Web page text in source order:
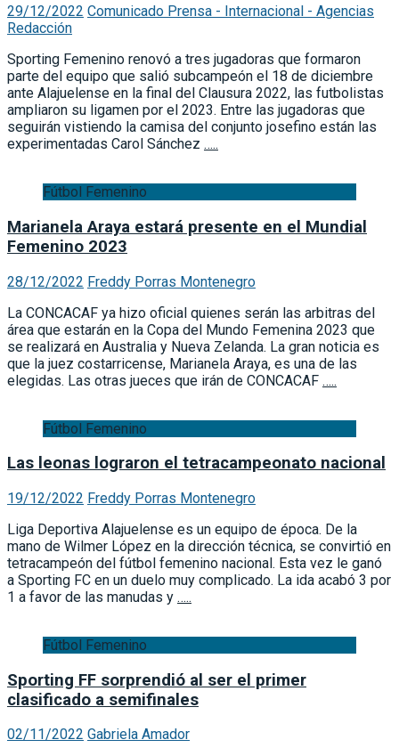
29/12/2022 Comunicado Prensa - Internacional - Agencias
Redacción
Sporting Femenino renovó a tres jugadoras que formaron
parte del equipo que salió subcampeón el 18 de diciembre
ante Alajuelense en la final del Clausura 2022, las futbolistas
ampliaron su ligamen por el 2023. Entre las jugadoras que
seguirán vistiendo la camisa del conjunto josefino están las
experimentadas Carol Sánchez …..
Fútbol Femenino
Marianela Araya estará presente en el Mundial
Femenino 2023
28/12/2022 Freddy Porras Montenegro
La CONCACAF ya hizo oficial quienes serán las arbitras del
área que estarán en la Copa del Mundo Femenina 2023 que
se realizará en Australia y Nueva Zelanda. La gran noticia es
que la juez costarricense, Marianela Araya, es una de las
elegidas. Las otras jueces que irán de CONCACAF …..
Fútbol Femenino
Las leonas lograron el tetracampeonato nacional
19/12/2022 Freddy Porras Montenegro
Liga Deportiva Alajuelense es un equipo de época. De la
mano de Wilmer López en la dirección técnica, se convirtió en
tetracampeón del fútbol femenino nacional. Esta vez le ganó
a Sporting FC en un duelo muy complicado. La ida acabó 3 por
1 a favor de las manudas y …..
Fútbol Femenino
Sporting FF sorprendió al ser el primer
clasificado a semifinales
02/11/2022 Gabriela Amador